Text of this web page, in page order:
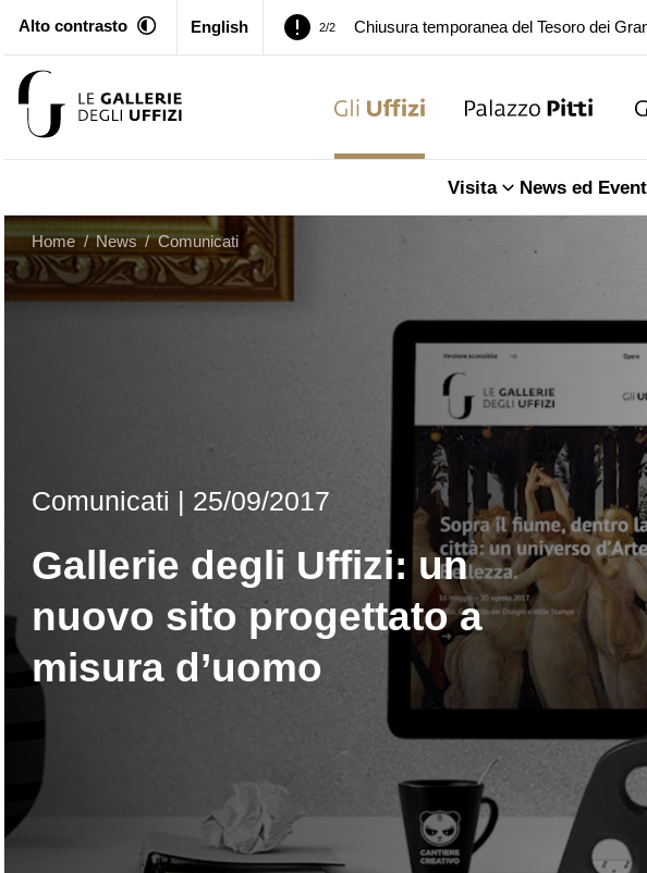
Alto contrasto English
Palazzo Pitti. Temporanea chiusura della
Chiusura temporanea del Tesoro dei
1/2 Palazzo Pitti. Temporanea chiusura della
Visita News ed
Home / News / Comunicati
Comunicati | 25/09/2017
Gallerie degli Uffizi: un
nuovo sito progettato a
misura d’uomo